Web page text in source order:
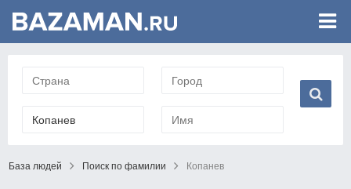
База людей Поиск по фамилии Копанев